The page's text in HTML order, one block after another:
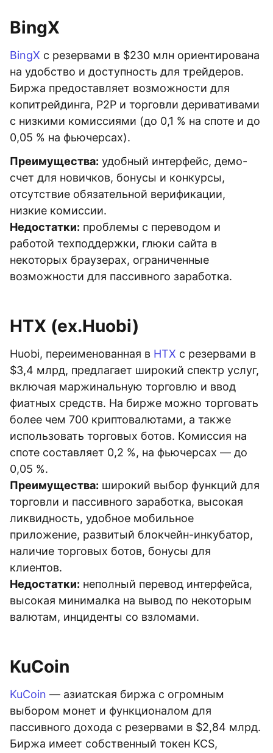
BingX
BingX с резервами в $230 млн ориентирована
на удобство и доступность для трейдеров.
Биржа предоставляет возможности для
копитрейдинга, P2P и торговли деривативами
с низкими комиссиями (до 0,1 % на споте и до
0,05 % на фьючерсах).
Преимущества: удобный интерфейс, демо-
счет для новичков, бонусы и конкурсы,
отсутствие обязательной верификации,
низкие комиссии.
Недостатки: проблемы с переводом и
работой техподдержки, глюки сайта в
некоторых браузерах, ограниченные
возможности для пассивного заработка.
HTX (ex.Huobi)
Huobi, переименованная в HTX с резервами в
$3,4 млрд, предлагает широкий спектр услуг,
включая маржинальную торговлю и ввод
фиатных средств. На бирже можно торговать
более чем 700 криптовалютами, а также
использовать торговых ботов. Комиссия на
споте составляет 0,2 %, на фьючерсах — до
0,05 %.
Преимущества: широкий выбор функций для
торговли и пассивного заработка, высокая
ликвидность, удобное мобильное
приложение, развитый блокчейн-инкубатор,
наличие торговых ботов, бонусы для
клиентов.
Недостатки: неполный перевод интерфейса,
высокая минималка на вывод по некоторым
валютам, инциденты со взломами.
KuCoin
KuCoin — азиатская биржа с огромным
выбором монет и функционалом для
пассивного дохода с резервами в $2,84 млрд.
Биржа имеет собственный токен KCS,